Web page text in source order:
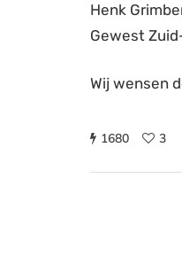
Henk
Gewest
Wij wensen
1680 3